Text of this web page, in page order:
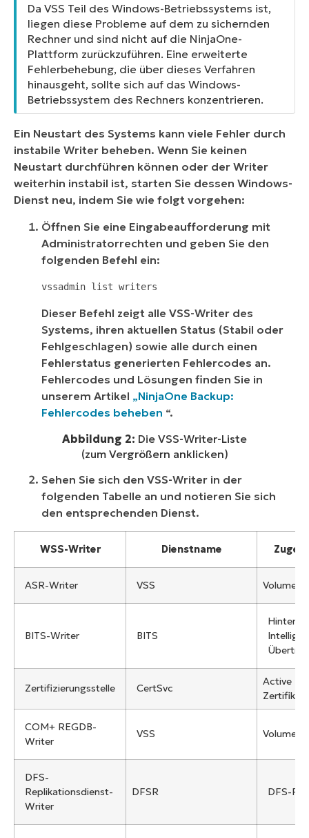
Da VSS Teil des Windows-Betriebssystems ist,
liegen diese Probleme auf dem zu sichernden
Rechner und sind nicht auf die NinjaOne-
Plattform zurückzuführen. Eine erweiterte
Fehlerbehebung, die über dieses Verfahren
hinausgeht, sollte sich auf das Windows-
Betriebssystem des Rechners konzentrieren.
Ein Neustart des Systems kann viele Fehler durch
instabile Writer beheben. Wenn Sie keinen
Neustart durchführen können oder der Writer
weiterhin instabil ist, starten Sie dessen Windows-
Dienst neu, indem Sie wie folgt vorgehen:
Öffnen Sie eine Eingabeaufforderung mit
Administratorrechten und geben Sie den
folgenden Befehl ein:
vssadmin list writers
Dieser Befehl zeigt alle VSS-Writer des
Systems, ihren aktuellen Status (Stabil oder
Fehlgeschlagen) sowie alle durch einen
Fehlerstatus generierten Fehlercodes an.
Fehlercodes und Lösungen finden Sie in
unserem Artikel „NinjaOne Backup:
Fehlercodes beheben “.
Abbildung 2: Die VSS-Writer-Liste
(zum Vergrößern anklicken)
Sehen Sie sich den VSS-Writer in der
folgenden Tabelle an und notieren Sie sich
den entsprechenden Dienst.
WSS-Writer Dienstname
ASR-Writer VSS Volume-
BITS-Writer BITS
Zertifizierungsstelle CertSvc
Active
COM+ REGDB-
Writer
VSS Volume-
DFS-
Replikationsdienst-
Writer
DFSR DFS-